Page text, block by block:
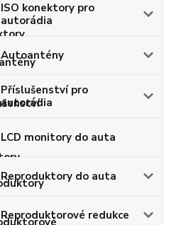
ISO konektory pro
autorádia
Autoantény
Příslušenství pro
autorádia
LCD monitory do auta
Reproduktory do auta
Reproduktorové redukce